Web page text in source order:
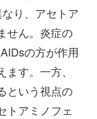
り、アセトア
せん。炎症の
の方が作用
す。一方、
という視点の
トアミノフェ